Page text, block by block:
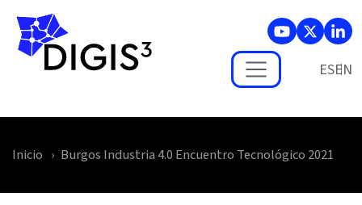
Skip to main content
ES
Inicio Burgos Industria 4.0 Encuentro Tecnológico 2021